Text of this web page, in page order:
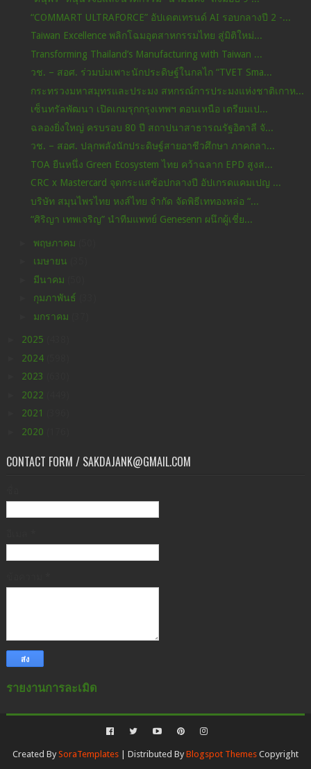
“COMMART ULTRAFORCE” อัปเดตเทรนด์ AI รอบกลางปี 2 -...
Taiwan Excellence พลิกโฉมอุตสาหกรรมไทย สู่มิติใหม่...
Transforming Thailand’s Manufacturing with Taiwan ...
วช. – สอศ. ร่วมบ่มเพาะนักประดิษฐ์ในกลไก “TVET Sma...
กระทรวงมหาสมุทรและประมง สหกรณ์การประมงแห่งชาติเกาห...
เซ็นทรัลพัฒนา เปิดเกมรุกกรุงเทพฯ ตอนเหนือ เตรียมเป...
ฉลองยิ่งใหญ่ ครบรอบ 80 ปี สถาปนาสาธารณรัฐอิตาลี จั...
วช. – สอศ. ปลุกพลังนักประดิษฐ์สายอาชีวศึกษา ภาคกลา...
TOA ยืนหนึ่ง Green Ecosystem ไทย คว้าฉลาก EPD สูงส...
CRC x Mastercard จุดกระแสช้อปกลางปี อัปเกรดแคมเปญ ...
บริษัท สมุนไพรไทย หงส์ไทย จำกัด จัดพิธีเททองหล่อ “...
“ศิริญา เทพเจริญ” นำทีมแพทย์ Genesenn ผนึกผู้เชี่ย...
พฤษภาคม
เมษายน
มีนาคม
กุมภาพันธ์
มกราคม
2025
2024
2023
2022
2021
2020
CONTACT FORM / SAKDAJANK@GMAIL.COM
รายงานการละเมิด
Created By SoraTemplates| Distributed By Blogspot ThemesCopyright